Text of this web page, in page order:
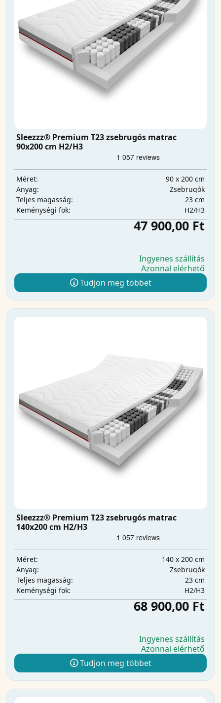
Sleezzz® Premium T23 zsebrugós matrac
90x200 cm H2/H3
Méret:
90 x 200 cm
Anyag:
Zsebrugók
Teljes magasság:
23 cm
Keménységi fok:
H2/H3
47 900,00 Ft
Ingyenes szállítás
Azonnal elérhető
Tudjon meg többet
Sleezzz® Premium T23 zsebrugós matrac
140x200 cm H2/H3
Méret:
140 x 200 cm
Anyag:
Zsebrugók
Teljes magasság:
23 cm
Keménységi fok:
H2/H3
68 900,00 Ft
Ingyenes szállítás
Azonnal elérhető
Tudjon meg többet